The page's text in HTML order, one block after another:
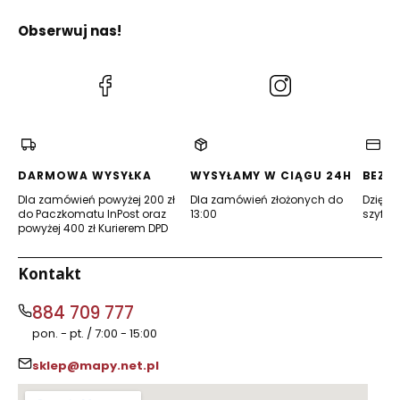
Obserwuj nas!
(Otwiera
DARMOWA WYSYŁKA
Dla zamówień powyżej 200 zł
do Paczkomatu InPost oraz
powyżej 400 zł Kurierem DPD
WYSYŁAMY W CIĄGU 24H
Dla zamówień złożonych do
13:00
Dzięki
Kontakt
884 709 777
pon. - pt. / 7:00 - 15:00
sklep@mapy.net.pl